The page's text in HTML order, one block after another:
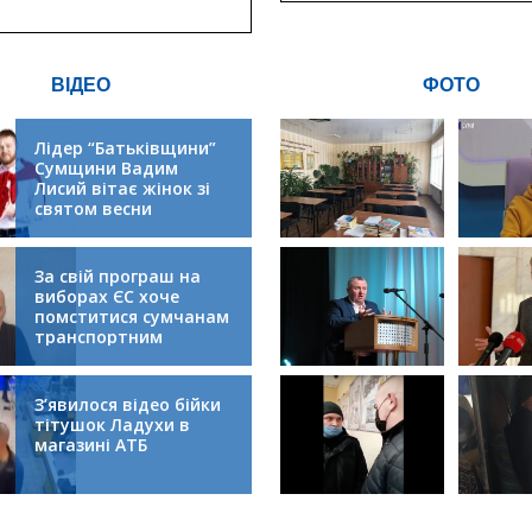
ВІДЕО
Лідер “Батьківщини”
Сумщини Вадим
Лисий вітає жінок зі
святом весни
За свій програш на
виборах ЄС хоче
помститися сумчанам
транспортним
колапсом
З’явилося відео бійки
тітушок Ладухи в
магазині АТБ
ФОТО